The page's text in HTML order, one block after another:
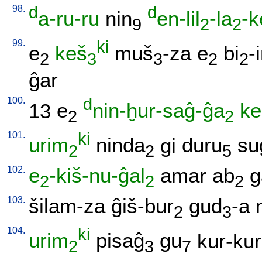
98. da-ru-ru nin9
den-lil2-la2-
99. e2 keš3
ki muš3-za e2 bi2-
ĝar
100. 13 e2
dnin-ḫur-saĝ-ĝa2
101. urim2
ki ninda2 gi duru5
102. e2-kiš-nu-ĝal2 amar ab2
103. šilam-za ĝiš-bur2 gud3-a
104. urim2
ki pisaĝ3 gu7 kur-